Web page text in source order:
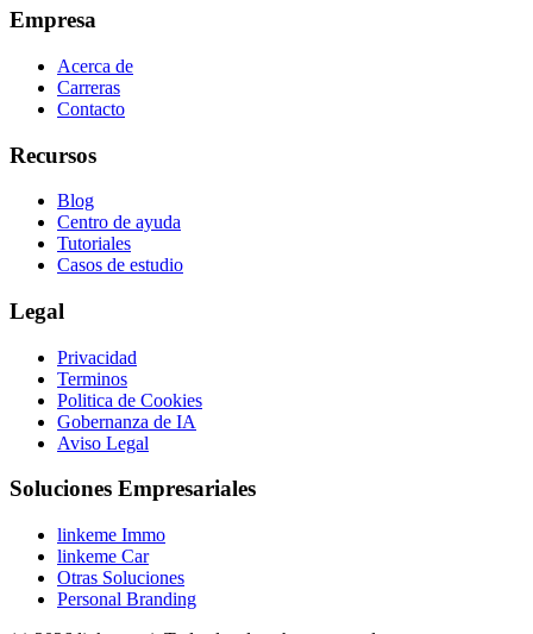
Empresa
Acerca de
Carreras
Contacto
Recursos
Blog
Centro de ayuda
Tutoriales
Casos de estudio
Legal
Privacidad
Terminos
Politica de Cookies
Gobernanza de IA
Aviso Legal
Soluciones Empresariales
linkeme Immo
linkeme Car
Otras Soluciones
Personal Branding